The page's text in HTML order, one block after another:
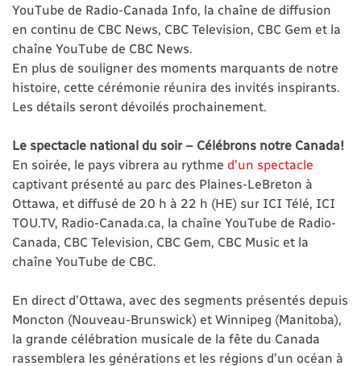
YouTube de Radio-Canada Info, la chaîne de diffusion
en continu de CBC News, CBC Television, CBC Gem et la
chaîne YouTube de CBC News.
En plus de souligner des moments marquants de notre
histoire, cette cérémonie réunira des invités inspirants.
Les détails seront dévoilés prochainement.
Le spectacle national du soir – Célébrons notre Canada!
En soirée, le pays vibrera au rythme d’un spectacle
captivant présenté au parc des Plaines-LeBreton à
Ottawa, et diffusé de 20 h à 22 h (HE) sur ICI Télé, ICI
TOU.TV, Radio-Canada.ca, la chaîne YouTube de Radio-
Canada, CBC Television, CBC Gem, CBC Music et la
chaîne YouTube de CBC.
En direct d’Ottawa, avec des segments présentés depuis
Moncton (Nouveau-Brunswick) et Winnipeg (Manitoba),
la grande célébration musicale de la fête du Canada
rassemblera les générations et les régions d’un océan à